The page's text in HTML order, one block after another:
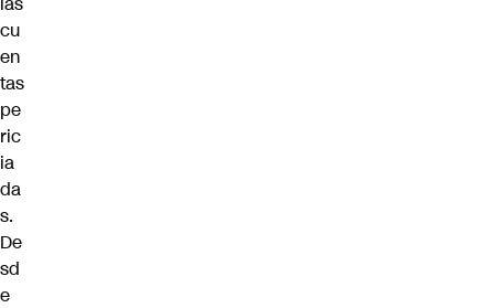
cu
en
tas
pe
ric
ia
da
s.
De
sd
e